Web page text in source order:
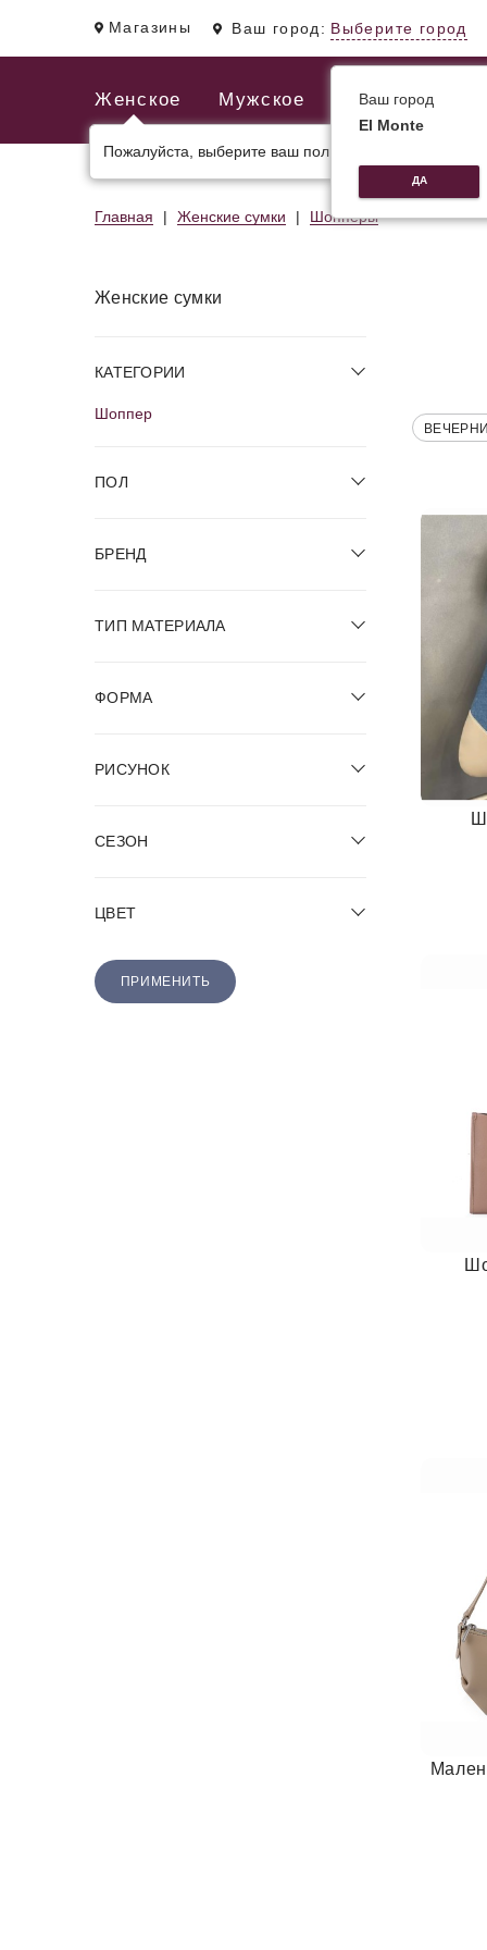
Магазины Ваш город: Выберите город
Женское Мужское
Пожалуйста, выберите ваш пол.
МУЖСКИЕ И ДЕЛОВЫЕ
Главная Женские сумки Шопперы
Женские сумки
КАТЕГОРИИ
Шоппер
ПОЛ
БРЕНД
ТИП МАТЕРИАЛА
ФОРМА
РИСУНОК
СЕЗОН
ЦВЕТ
ПРИМЕНИТЬ
Ваш город
El Monte
ДА